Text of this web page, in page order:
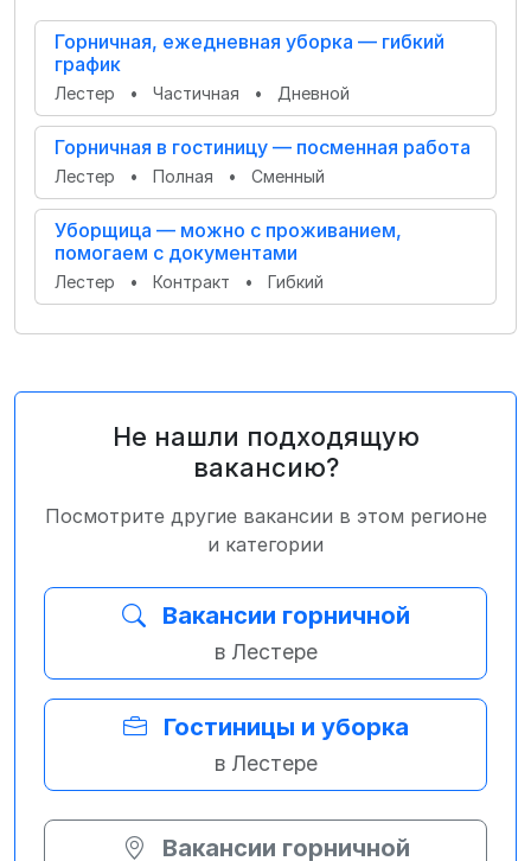
Горничная, ежедневная уборка — гибкий
график
Лестер • Частичная • Дневной
Горничная в гостиницу — посменная работа
Лестер • Полная • Сменный
Уборщица — можно с проживанием,
помогаем с документами
Лестер • Контракт • Гибкий
Не нашли подходящую
вакансию?
Посмотрите другие вакансии в этом регионе
и категории
Вакансии горничной
в Лестере
Гостиницы и уборка
в Лестере
Вакансии горничной